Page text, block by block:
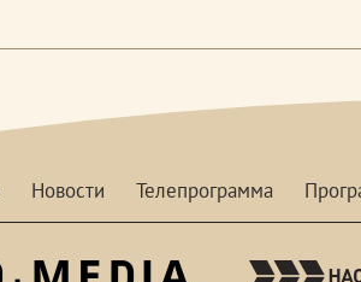
Новости Телепрограмма